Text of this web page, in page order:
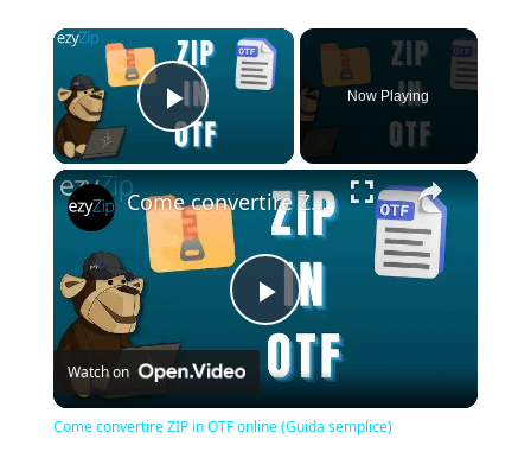
×
Play Video
Now Playing
×
Play
Video
Come convertire ZIP in OTF online (Guida semplice)
Watch on
Come convertire ZIP in OTF online (Guida semplice)